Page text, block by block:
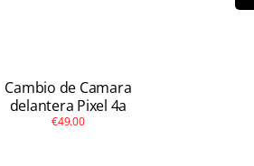
Cambio de Camara
delantera Pixel 4a
€49.00